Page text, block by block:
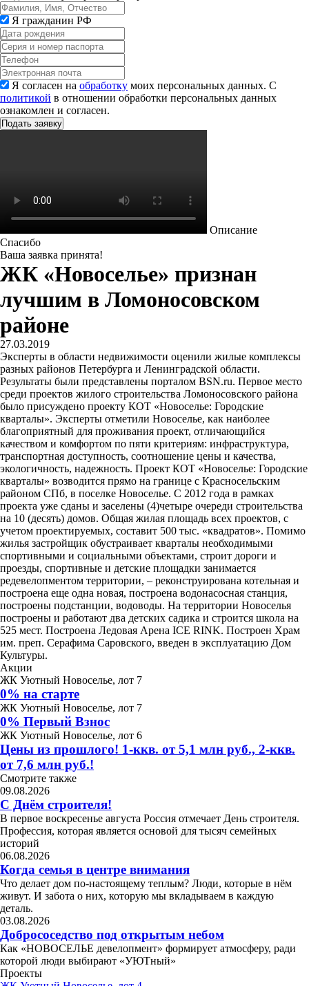
Я гражданин РФ
Я согласен на обработку моих персональных данных. С
политикой в отношении обработки персональных данных
ознакомлен и согласен.
Описание
Спасибо
Ваша заявка принята!
ЖК «Новоселье» признан
лучшим в Ломоносовском
районе
27.03.2019
Эксперты в области недвижимости оценили жилые комплексы
разных районов Петербурга и Ленинградской области.
Результаты были представлены порталом BSN.ru. Первое место
среди проектов жилого строительства Ломоносовского района
было присуждено проекту КОТ «Новоселье: Городские
кварталы». Эксперты отметили Новоселье, как наиболее
благоприятный для проживания проект, отличающийся
качеством и комфортом по пяти критериям: инфраструктура,
транспортная доступность, соотношение цены и качества,
экологичность, надежность. Проект КОТ «Новоселье: Городские
кварталы» возводится прямо на границе с Красносельским
районом СПб, в поселке Новоселье. С 2012 года в рамках
проекта уже сданы и заселены (4)четыре очереди строительства
на 10 (десять) домов. Общая жилая площадь всех проектов, с
учетом проектируемых, составит 500 тыс. «квадратов». Помимо
жилья застройщик обустраивает кварталы необходимыми
спортивными и социальными объектами, строит дороги и
проезды, спортивные и детские площадки занимается
редевелопментом территории, – реконструирована котельная и
построена еще одна новая, построена водонасосная станция,
построены подстанции, водоводы. На территории Новоселья
построены и работают два детских садика и строится школа на
525 мест. Построена Ледовая Арена ICE RINK. Построен Храм
им. преп. Серафима Саровского, введен в эксплуатацию Дом
Культуры.
Акции
ЖК Уютный Новоселье, лот 7
0% на старте
ЖК Уютный Новоселье, лот 7
0% Первый Взнос
ЖК Уютный Новоселье, лот 6
Цены из прошлого! 1-ккв. от 5,1 млн руб., 2-ккв.
от 7,6 млн руб.!
Смотрите также
09.08.2026
С Днём строителя!
В первое воскресенье августа Россия отмечает День строителя.
Профессия, которая является основой для тысяч семейных
историй
06.08.2026
Когда семья в центре внимания
Что делает дом по-настоящему теплым? Люди, которые в нём
живут. И забота о них, которую мы вкладываем в каждую
деталь.
03.08.2026
Добрососедство под открытым небом
Как «НОВОСЕЛЬЕ девелопмент» формирует атмосферу, ради
которой люди выбирают «УЮТный»
Проекты